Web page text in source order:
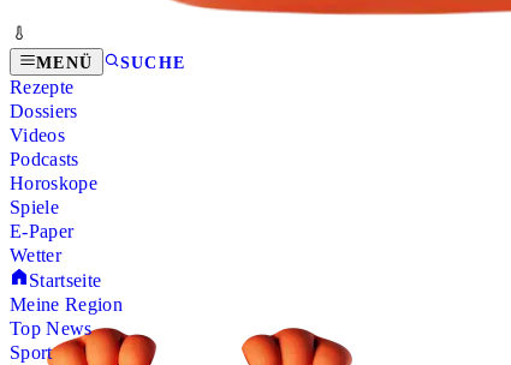
MENÜ SUCHE
Rezepte
Dossiers
Videos
Podcasts
Horoskope
Spiele
E-Paper
Wetter
Startseite
Meine Region
Top News
Sport